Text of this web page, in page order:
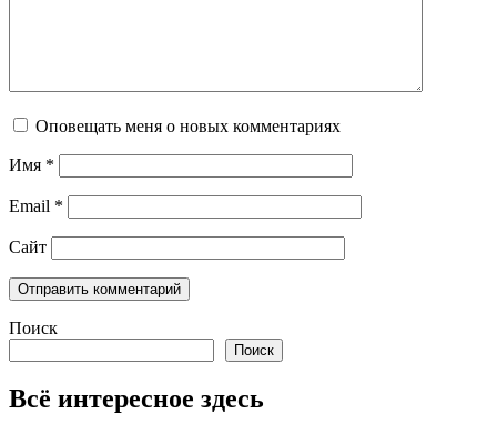
Оповещать меня о новых комментариях
Имя *
Email *
Сайт
Поиск
Поиск
Всё интересное здесь